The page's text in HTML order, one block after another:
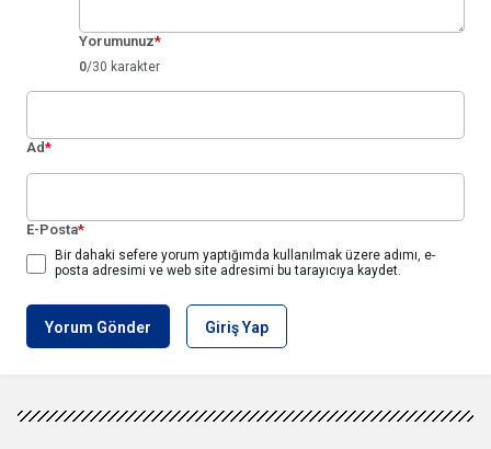
Yorumunuz*
0/30 karakter
Ad*
E-Posta*
Bir dahaki sefere yorum yaptığımda kullanılmak üzere adımı, e-
posta adresimi ve web site adresimi bu tarayıcıya kaydet.
Yorum Gönder Giriş Yap